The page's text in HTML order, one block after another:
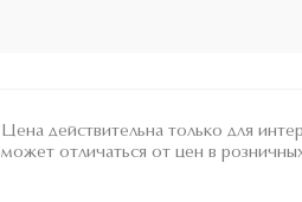
Цена действительна только для
может отличаться от цен в